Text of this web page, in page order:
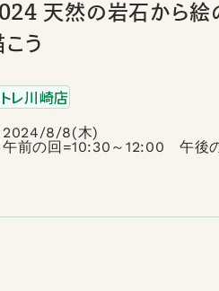
天然の岩石から絵
う
レ川崎店
2024/8/8(木)
午前の回=10:30～12:00 午後